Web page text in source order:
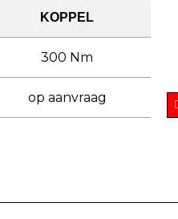
KOPPEL
300 Nm
op aanvraag